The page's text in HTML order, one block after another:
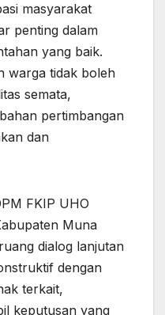
masyarakat
penting dalam
yang baik.
warga tidak boleh
semata,
pertimbangan
dan
FKIP UHO
Muna
dialog lanjutan
dengan
terkait,
keputusan yang